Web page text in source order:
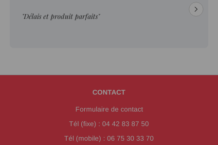
"Délais et produit parfaits"
CONTACT
Formulaire de contact
Tél (fixe) : 04 42 83 87 50
Tél (mobile) : 06 75 30 33 70